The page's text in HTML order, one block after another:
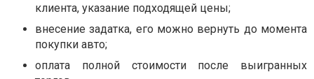
клиента, указание подходящей цены;
внесение задатка, его можно вернуть до момента
покупки авто;
оплата полной стоимости после выигранных